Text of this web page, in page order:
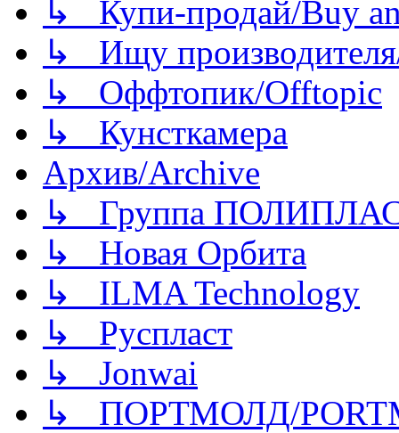
↳ Купи-продай/Buy
↳ Ищу
↳ Оффтопик/Offtopic
↳ Кунсткамера
Архив/Archive
↳ Группа
↳ Новая Орбита
↳ ILMA Technology
↳ Руспласт
↳ Jonwai
↳ ПОРТМОЛД/